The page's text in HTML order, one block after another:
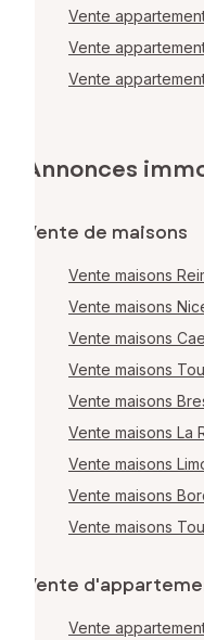
Vente
Vente
Vente
Annonces
Vente de maisons
Vente maisons
Vente maisons
Vente maisons
Vente maisons
Vente maisons
Vente maisons La
Vente maisons
Vente maisons
Vente maisons
Vente
Vente